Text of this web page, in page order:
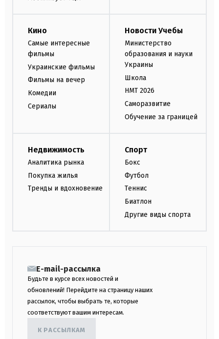
Кино
Самые интересные
фильмы
Украинские фильмы
Фильмы на вечер
Комедии
Сериалы
Новости Учебы
Министерство
образования и науки
Украины
Школа
НМТ 2026
Саморазвитие
Обучение за границей
Недвижимость
Аналитика рынка
Покупка жилья
Тренды и вдохновение
Спорт
Бокс
Футбол
Теннис
Биатлон
Другие виды спорта
E-mail-рассылка
Будьте в курсе всех новостей и
обновлений! Перейдите на страницу наших
рассылок, чтобы выбрать те, которые
соответствуют вашим интересам.
К РАССЫЛКАМ